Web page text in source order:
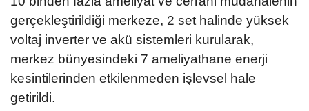
gerçekleştirildiği merkeze, 2 set halinde yüksek
voltaj inverter ve akü sistemleri kurularak,
merkez bünyesindeki 7 ameliyathane enerji
kesintilerinden etkilenmeden işlevsel hale
getirildi.